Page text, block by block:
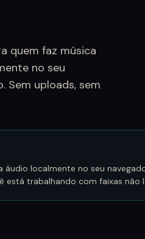
quem faz música
no seu
Sem uploads, sem
localmente no seu
está trabalhando com faixas não